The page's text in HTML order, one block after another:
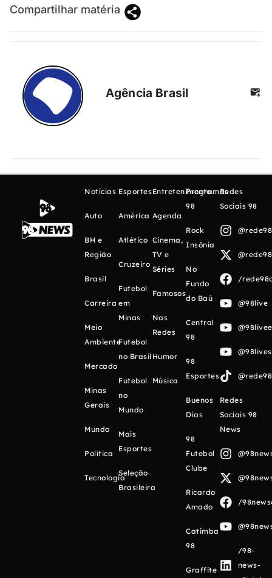
Compartilhar matéria
Agência Brasil
Notícias
Auto
BH e
Região
Brasil
Carreira
Meio
Ambiente
Mercado
Minas
Gerais
Mundo
Política
Tecnologia
Esportes
América
Atlético
Cruzeiro
Futebol
em
Minas
Futebol
no Brasil
Futebol
no
Mundo
Mais
Esportes
Seleção
Brasileira
Entretenimento
Agenda
Cinema,
TV e
Séries
Famosos
Nas
Redes
Humor
Música
Programas
98
Rock
Insônia
No
Fundo
do Baú
Central
98
98
Esportes
Buenos
Días
98
Futebol
Clube
Ricardo
Amado
Catimba
98
Graffite
Redes
Sociais 98
/
@98live
Redes
Sociais 98
News
/
/98-
news-